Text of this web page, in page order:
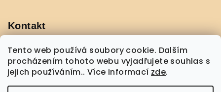
Tento web používá soubory cookie. Dalším
procházením tohoto webu vyjadřujete souhlas s
jejich používáním.. Více informací zde.
Kontakt
pavla@shopmorebeauty.com
+420 608 432 775